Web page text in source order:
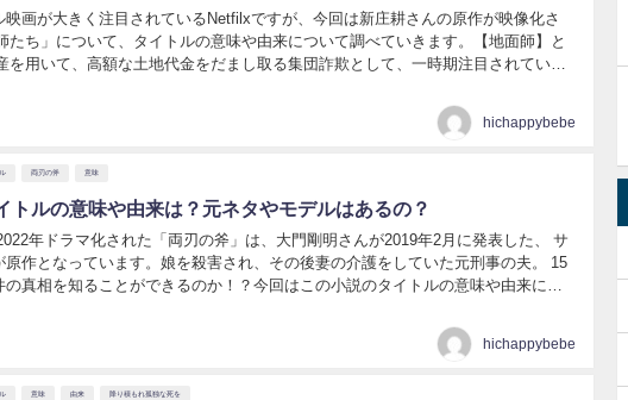
映画が大きく注目されているNetfilxですが、今回は新庄耕さんの原作が映像化さ
たち」について、タイトルの意味や由来について調べていきます。【地面師】と
hichappybebe
両刃の斧 意味
トルの意味や由来は？元ネタやモデルはあるの？
年ドラマ化された「両刃の斧」は、大門剛明さんが2019年2月に発表した、 サ
作となっています。娘を殺害され、その後妻の介護をしていた元刑事の夫。 15
の真相を知ることができるのか！？今回はこの小説のタイトルの意味や由来につ
hichappybebe
意味 由来 降り積もれ孤独な死を